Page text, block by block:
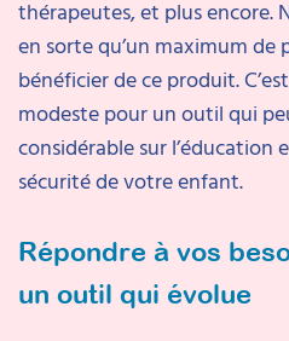
thérapeutes, et plus encore.
en sorte qu’un maximum de
bénéficier de ce produit.
modeste pour un outil qui
considérable sur l’éducation
sécurité de votre enfant.
Répondre à vos
un outil qui évolue